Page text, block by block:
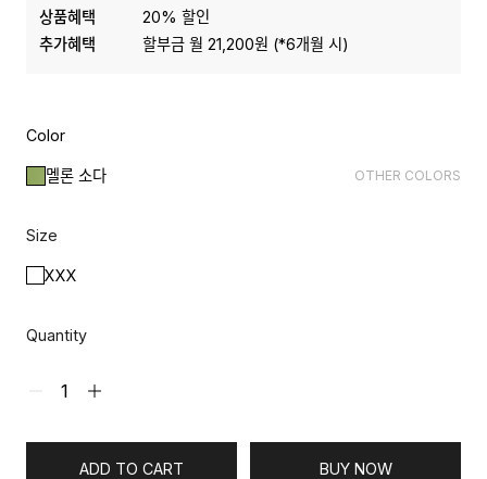
상품혜택 20% 할인
추가혜택
할부금 월21,200원 (*6개월 시)
Color
멜론 소다 OTHER COLORS
Size
XXX
Quantity
ADD TO CART BUY NOW